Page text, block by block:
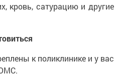
кровь, сатурацию и другие
к поликлинике и у вас